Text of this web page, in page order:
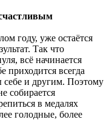
году, уже остаётся
Так что
всё начинается
приходится всегда
себе и другим. Поэтому
собирается
в медалях
голодные, более